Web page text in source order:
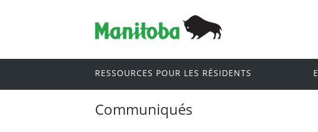
RESSOURCES POUR LES RÉSIDENTS
Communiqués